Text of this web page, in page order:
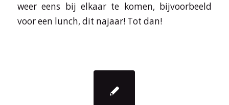
weer eens bij elkaar te komen, bijvoorbeeld
voor een lunch, dit najaar! Tot dan!